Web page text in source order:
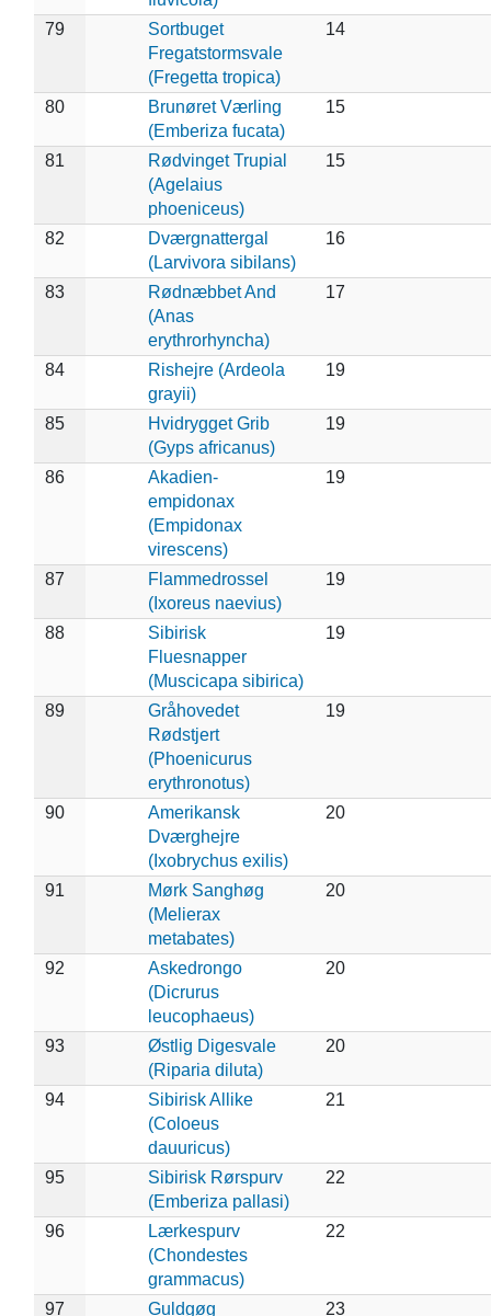
79
Sortbuget
Fregatstormsvale
(Fregetta tropica)
14
80
Brunøret Værling
(Emberiza fucata)
15
81
Rødvinget Trupial
(Agelaius
phoeniceus)
15
82
Dværgnattergal
(Larvivora sibilans)
16
83
Rødnæbbet And
(Anas
erythrorhyncha)
17
84
Rishejre (Ardeola
grayii)
19
85
Hvidrygget Grib
(Gyps africanus)
19
86
Akadien-
empidonax
(Empidonax
virescens)
19
87
Flammedrossel
(Ixoreus naevius)
19
88
Sibirisk
Fluesnapper
(Muscicapa sibirica)
19
89
Gråhovedet
Rødstjert
(Phoenicurus
erythronotus)
19
90
Amerikansk
Dværghejre
(Ixobrychus exilis)
20
91
Mørk Sanghøg
(Melierax
metabates)
20
92
Askedrongo
(Dicrurus
leucophaeus)
20
93
Østlig Digesvale
(Riparia diluta)
20
94
Sibirisk Allike
(Coloeus
dauuricus)
21
95
Sibirisk Rørspurv
(Emberiza pallasi)
22
96
Lærkespurv
(Chondestes
grammacus)
22
97 Guldgøg 23